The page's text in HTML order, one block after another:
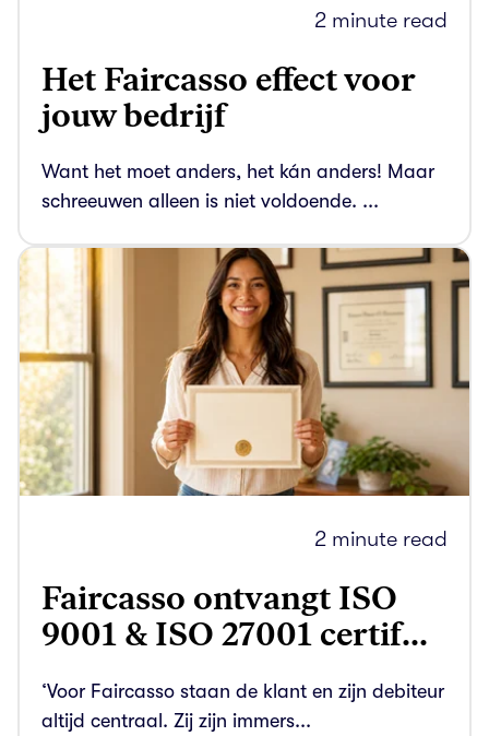
2 minute read
Het Faircasso effect voor
jouw bedrijf
Want het moet anders, het kán anders! Maar
schreeuwen alleen is niet voldoende. ...
2 minute read
Faircasso ontvangt ISO
9001 & ISO 27001 certif...
‘Voor Faircasso staan de klant en zijn debiteur
altijd centraal. Zij zijn immers...